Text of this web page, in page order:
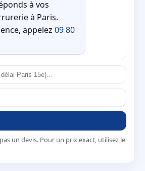
à vos
à Paris.
appelez 09 80
un devis. Pour un prix exact, utilisez le